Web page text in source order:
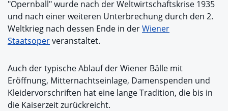
"Opernball" wurde nach der Weltwirtschaftskrise 1935
und nach einer weiteren Unterbrechung durch den 2.
Weltkrieg nach dessen Ende in derWiener
Staatsoperveranstaltet.
Auch der typische Ablauf der Wiener Bälle mit
Eröffnung, Mitternachtseinlage, Damenspenden und
Kleidervorschriften hat eine lange Tradition, die bis in
die Kaiserzeit zurückreicht.